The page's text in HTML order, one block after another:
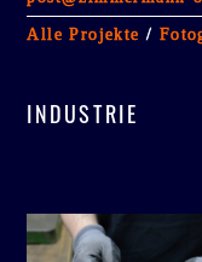
ALLE PROJEKTE
Kontakt
Alle Projekte /
INDUSTRIE